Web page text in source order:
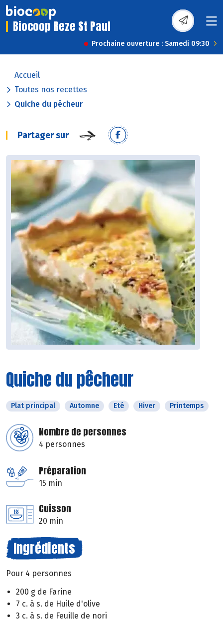
Biocoop Reze St Paul
Prochaine ouverture : Samedi 09:30
Accueil
Toutes nos recettes
Quiche du pêcheur
Partager sur
Quiche du pêcheur
Plat principal Automne Eté Hiver Printemps
Nombre de personnes
4 personnes
Préparation
15 min
Cuisson
20 min
Ingrédients
Pour 4 personnes
200 g de Farine
7 c. à s. de Huile d'olive
3 c. à s. de Feuille de nori